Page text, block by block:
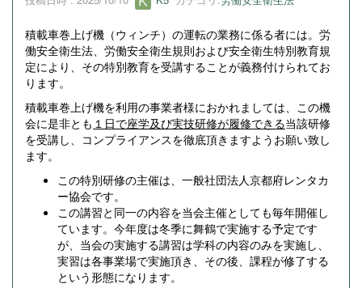
積載車巻上げ機（ウィンチ）の運転の業務に係る者には。労
働安全衛生法、労働安全衛生規則および安全衛生特別教育規
定により、その特別教育を受講することが義務付けられてお
ります。
積載車巻上げ機を利用の事業者様におかれましては、この機
会に是非とも １日で座学及び実技研修が履修できる当該研修
を受講し、コンプライアンスを徹底頂きますようお願い致し
ます。
この特別研修の主催は、一般社団法人京都府レンタカ
ー協会です。
この講習と同一の内容を当会主催としても毎年開催し
ています。今年度は冬季に舞鶴で実施する予定です
が、当会の実施する講習は学科の内容のみを実施し、
実習は各事業場で実施頂き、その後、課程が修了する
という形態になります。